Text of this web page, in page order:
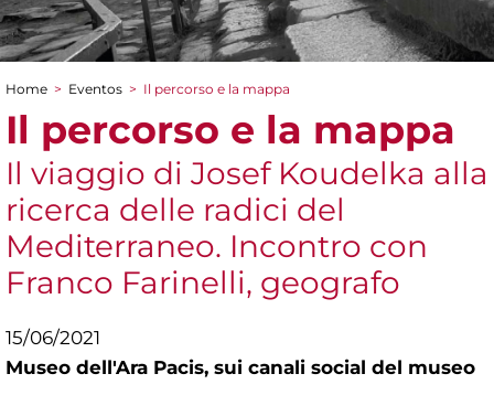
You are here
Home > Eventos > Il percorso e la mappa
Il percorso e la mappa
Il viaggio di Josef Koudelka alla
ricerca delle radici del
Mediterraneo. Incontro con
Franco Farinelli, geografo
15/06/2021
Museo dell'Ara Pacis, sui canali social del museo